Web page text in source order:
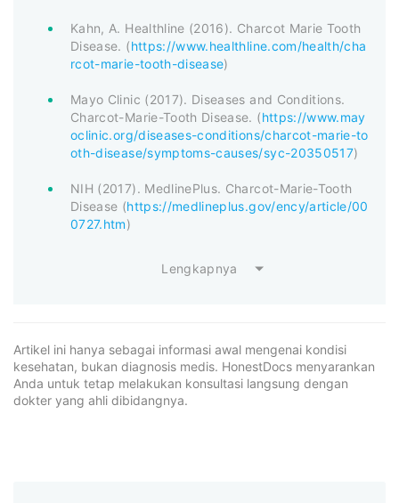
Kahn, A. Healthline (2016). Charcot Marie Tooth
Disease. (https://www.healthline.com/health/cha
rcot-marie-tooth-disease)
Mayo Clinic (2017). Diseases and Conditions.
Charcot-Marie-Tooth Disease. (https://www.may
oclinic.org/diseases-conditions/charcot-marie-to
oth-disease/symptoms-causes/syc-20350517)
NIH (2017). MedlinePlus. Charcot-Marie-Tooth
Disease (https://medlineplus.gov/ency/article/00
0727.htm)
Lengkapnya
Artikel ini hanya sebagai informasi awal mengenai kondisi
kesehatan, bukan diagnosis medis. HonestDocs menyarankan
Anda untuk tetap melakukan konsultasi langsung dengan
dokter yang ahli dibidangnya.